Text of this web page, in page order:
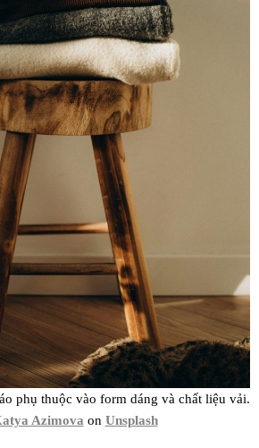
phụ thuộc vào form dáng và chất liệu vải.
Azimova on Unsplash